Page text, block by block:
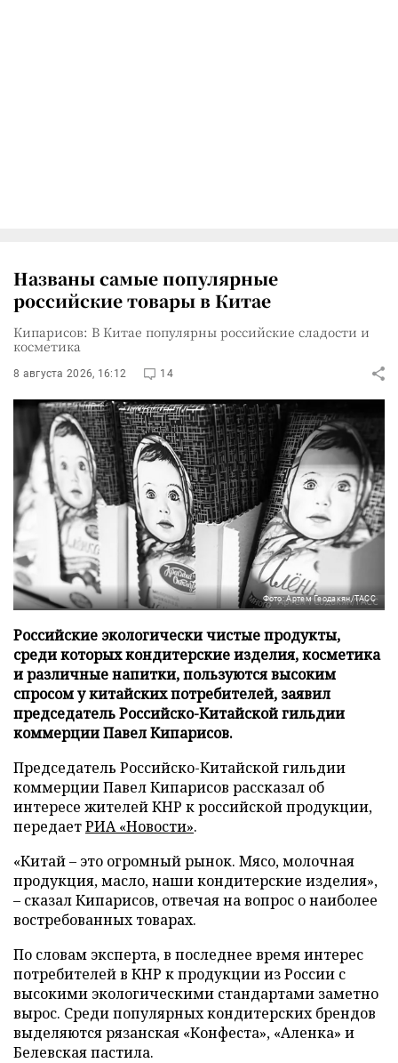
Названы самые популярные
российские товары в Китае
Кипарисов: В Китае популярны российские сладости и
косметика
8 августа 2026, 16:12 14
Фото: Артем Геодакян/ТАСС
Российские экологически чистые продукты,
среди которых кондитерские изделия, косметика
и различные напитки, пользуются высоким
спросом у китайских потребителей, заявил
председатель Российско-Китайской гильдии
коммерции Павел Кипарисов.
Председатель Российско-Китайской гильдии
коммерции Павел Кипарисов рассказал об
интересе жителей КНР к российской продукции,
передаетРИА «Новости».
«Китай – это огромный рынок. Мясо, молочная
продукция, масло, наши кондитерские изделия»,
– сказал Кипарисов, отвечая на вопрос о наиболее
востребованных товарах.
По словам эксперта, в последнее время интерес
потребителей в КНР к продукции из России с
высокими экологическими стандартами заметно
вырос. Среди популярных кондитерских брендов
выделяются рязанская «Конфеста», «Аленка» и
Белевская пастила.